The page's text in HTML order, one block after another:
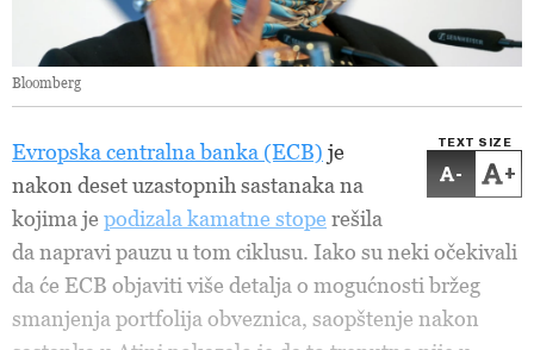
Bloomberg
TEXT SIZE
- +
Evropska centralna banka (ECB) je
nakon deset uzastopnih sastanaka na
kojima je podizala kamatne stope rešila
da napravi pauzu u tom ciklusu. Iako su neki očekivali
da će ECB objaviti više detalja o mogućnosti bržeg
smanjenja portfolija obveznica, saopštenje nakon